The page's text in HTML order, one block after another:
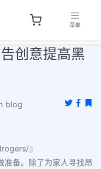
菜单
创意提高黑
blog
』
准备。除了为家人寻找昂